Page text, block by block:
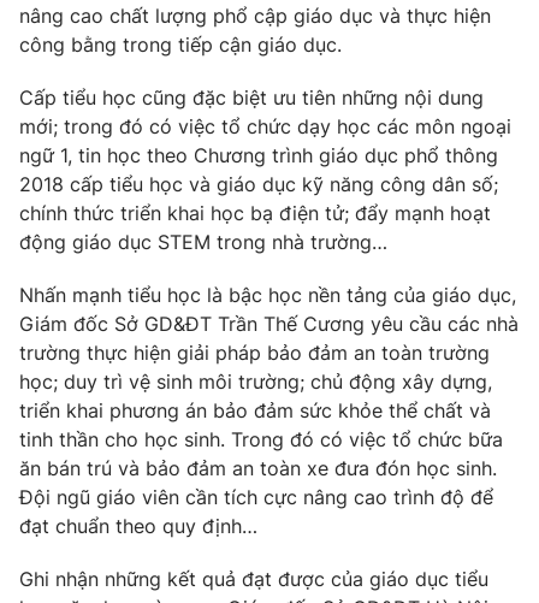
Liên hệ tòa soạn English
THỜI BÁO VTV
Theo dõi báo trên
Cơ quan chủ quản: Đài Truyền hình Việt Nam
Cơ quan báo chí:
Thời báo VTV
Giấy phép hoạt động báo in và báo điện tử số 483/GP-BTTTT
cấp ngày 29/12/2023
Tổng Biên tập: Vũ Thanh Thủy
Phó Tổng Biên tập:Nguyễn Thị Mỹ Hạnh, Phạm Quốc Thắng,
Tổng đài VTV:024.38 355 931 - 024.38 355 932
nâng cao chất lượng phổ cập giáo dục và thực hiện
công bằng trong tiếp cận giáo dục.
Cấp tiểu học cũng đặc biệt ưu tiên những nội dung
mới; trong đó có việc tổ chức dạy học các môn ngoại
ngữ 1, tin học theo Chương trình giáo dục phổ thông
2018 cấp tiểu học và giáo dục kỹ năng công dân số;
chính thức triển khai học bạ điện tử; đẩy mạnh hoạt
động giáo dục STEM trong nhà trường…
Nhấn mạnh tiểu học là bậc học nền tảng của giáo dục,
Giám đốc Sở GD&ĐT Trần Thế Cương yêu cầu các nhà
trường thực hiện giải pháp bảo đảm an toàn trường
học; duy trì vệ sinh môi trường; chủ động xây dựng,
triển khai phương án bảo đảm sức khỏe thể chất và
tinh thần cho học sinh. Trong đó có việc tổ chức bữa
ăn bán trú và bảo đảm an toàn xe đưa đón học sinh.
Đội ngũ giáo viên cần tích cực nâng cao trình độ để
đạt chuẩn theo quy định…
Ghi nhận những kết quả đạt được của giáo dục tiểu